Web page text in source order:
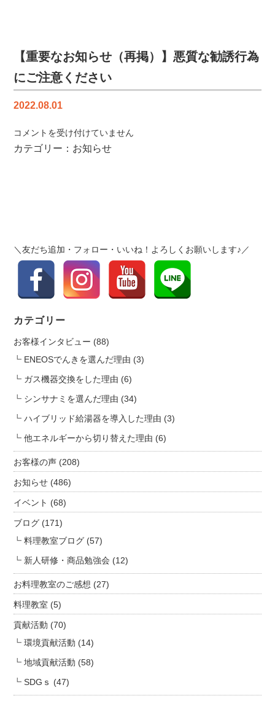
し
ま
し
た
【り
ぉ
ー
ん】
は
【重要なお知らせ（再掲）】悪質な勧誘行為
にご注意ください
2022.08.01
【重
要
掲）】
悪
勧
誘
為
に
意
く
い
は
コメントを受け付けていません
カテゴリー： お知らせ
＼友だち追加・フォロー・いいね！よろしくお願いします♪／
カテゴリー
お客様インタビュー (88)
ENEOSでんきを選んだ理由 (3)
ガス機器交換をした理由 (6)
シンサナミを選んだ理由 (34)
ハイブリッド給湯器を導入した理由 (3)
他エネルギーから切り替えた理由 (6)
お客様の声 (208)
お知らせ (486)
イベント (68)
ブログ (171)
料理教室ブログ (57)
新人研修・商品勉強会 (12)
お料理教室のご感想 (27)
料理教室 (5)
貢献活動 (70)
環境貢献活動 (14)
地域貢献活動 (58)
SDGｓ (47)